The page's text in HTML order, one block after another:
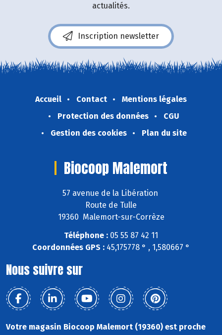
actualités.
Inscription newsletter
Accueil Contact
Mentions légales
Protection des données
CGU
Gestion des cookies
Plan du site
Biocoop Malemort
57 avenue de la Libération
Route de Tulle
19360 Malemort-sur-Corrèze
Téléphone : 05 55 87 42 11
Coordonnées GPS : 45,175778 ° , 1,580667 °
Nous suivre sur
Votre magasin Biocoop Malemort (19360) est proche